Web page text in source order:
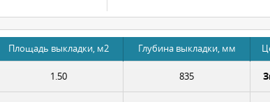
Площадь выкладки, м2 Глубина выкладки, мм
1.50 835